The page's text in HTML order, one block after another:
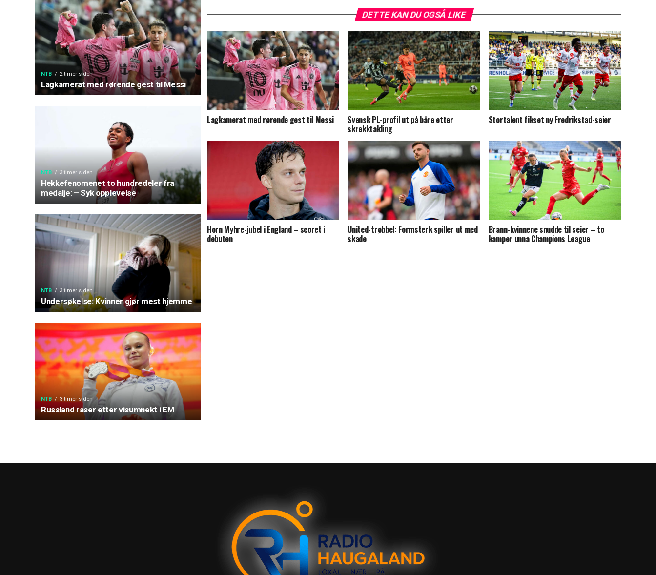
NTB 2 timer siden
Lagkamerat med rørende gest til Messi
NTB 3 timer siden
Hekkefenomenet to hundredeler fra
medalje: – Syk opplevelse
NTB 3 timer siden
Undersøkelse: Kvinner gjør mest hjemme
NTB 3 timer siden
Russland raser etter visumnekt i EM
DETTE KAN DU OGSÅ LIKE
Lagkamerat med rørende gest til Messi Svensk PL-profil ut på båre etter
skrekktakling
Stortalent fikset ny Fredrikstad-seier
Horn Myhre-jubel i England – scoret i
debuten
United-trøbbel: Formsterk spiller ut med
skade
Brann-kvinnene snudde til seier – to
kamper unna Champions League